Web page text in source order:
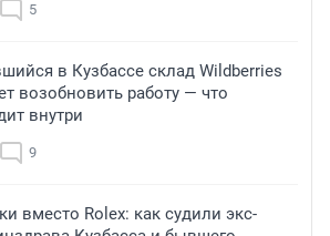
5
в Кузбассе склад Wildberries
возобновить работу — что
внутри
9
вместо Rolex: как судили экс-